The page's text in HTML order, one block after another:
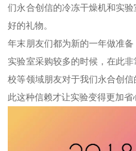
们永合创信的冷冻干燥机和实
好的礼物。
年末朋友们都为新的一年做准
实验室采购较多的时候，在此
校等领域朋友对于我们永合创
此这种信赖才让实验变得更加省